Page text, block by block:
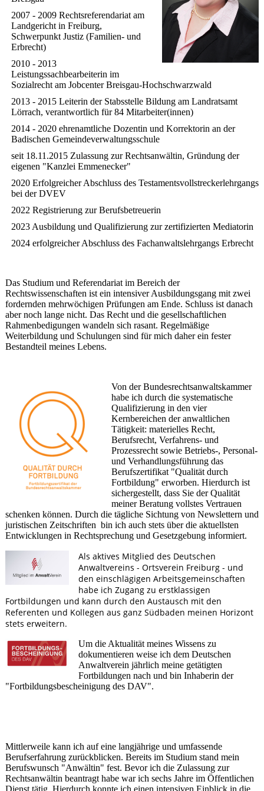
2007 - 2009 Rechtsreferendariat am
Landgericht in Freiburg,
Schwerpunkt Justiz (Familien- und
Erbrecht)
2010 - 2013
Leistungssachbearbeiterin im
Sozialrecht am Jobcenter Breisgau-Hochschwarzwald
2013 - 2015 Leiterin der Stabsstelle Bildung am Landratsamt
Lörrach, verantwortlich für 84 Mitarbeiter(innen)
2014 - 2020 ehrenamtliche Dozentin und Korrektorin an der
Badischen Gemeindeverwaltungsschule
seit 18.11.2015 Zulassung zur Rechtsanwältin, Gründung der
eigenen "Kanzlei Emmenecker"
2020 Erfolgreicher Abschluss des Testamentsvollstreckerlehrgangs
bei der DVEV
2022 Registrierung zur Berufsbetreuerin
2023 Ausbildung und Qualifizierung zur zertifizierten Mediatorin
2024 erfolgreicher Abschluss des Fachanwaltslehrgangs Erbrecht
Das Studium und Referendariat im Bereich der
Rechtswissenschaften ist ein intensiver Aus­bil­dungs­gang mit zwei
fordernden mehrwöchigen Prüfungen am Ende. Schluss ist danach
aber noch lange nicht. Das Recht und die gesellschaftlichen
Rahmenbedigungen wandeln sich rasant. Regelmäßige
Weiterbildung und Schulungen sind für mich daher ein fester
Bestandteil meines Lebens.
Von der Bundesrechtsanwaltskammer
habe ich durch die systematische
Qualifizierung in den vier
Kernbereichen der anwaltlichen
Tätigkeit: materielles Recht,
Berufsrecht, Verfahrens- und
Prozessrecht sowie Betriebs-, Personal-
und Verhandlungsführung das
Berufszertifikat "Qualität durch
Fortbildung" erworben. Hierdurch ist
sichergestellt, dass Sie der Qualität
meiner Beratung vollstes Vertrauen
schenken können. Durch die tägliche Sichtung von Newslettern und
juristischen Zeitschriften bin ich auch stets über die aktuellsten
Entwicklungen in Recht­sprechung und Gesetz­ge­bung infor­miert.
Als aktives Mitglied des Deutschen
Anwaltvereins - Ortsverein Freiburg - und
den einschlägigen Arbeitsgemeinschaften
habe ich Zugang zu erst­klas­sigen
Fortbildungen und kann durch den Austausch mit den
Referenten und Kolle­gen aus ganz Süd­baden meinen Horizont
stets erweitern.
Um die Aktualität meines Wissens zu
dokumentieren weise ich dem Deutschen
Anwaltverein jährlich meine getätigten
Fortbildungen nach und bin Inhaberin der
"Fortbildungsbescheinigung des DAV".
Mittlerweile kann ich auf eine langjährige und umfassende
Berufserfahrung zurückblicken. Bereits im Studium stand mein
Berufswunsch "Anwältin" fest. Bevor ich die Zulassung zur
Rechtsanwältin bean­tragt habe war ich sechs Jahre im Öffent­lichen
Dienst tätig. Hier­durch konnte ich einen intensiven Einblick in die